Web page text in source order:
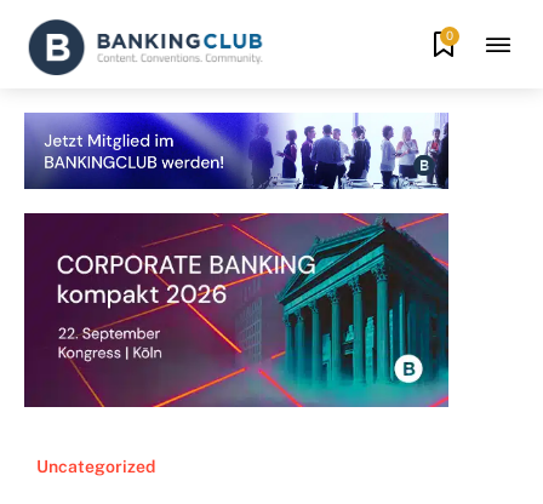
0
Uncategorized